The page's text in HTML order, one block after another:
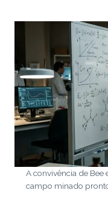
A convivência de Bee
campo minado